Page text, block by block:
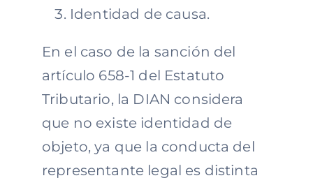
Identidad de causa.
En el caso de la sanción del
artículo 658-1 del Estatuto
Tributario, la DIAN considera
que no existe identidad de
objeto, ya que la conducta del
representante legal es distinta